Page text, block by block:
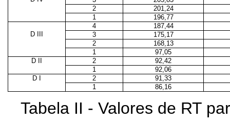
2
201,24
1
196,77
4
187,44
D III
3
175,17
2
168,13
1
97,05
D II
2
92,42
1
92,06
D I
2
91,33
1
86,16
Tabela II - Valores de RT